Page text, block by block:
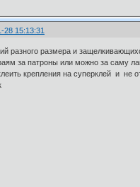
28 15:13:31
разного размера и
за патроны или можно за саму
крепления на суперклей и не